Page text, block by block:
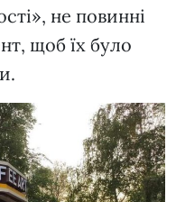
не повинні
щоб їх було